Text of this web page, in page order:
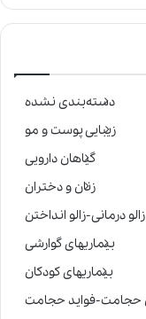
دسته‌بندی نشده
زیبایی پوست و مو
گیاهان دارویی
زنان و دختران
زالو درمانی-زالو انداختن
بیماریهای گوارشی
بیماریهای کودکان
حجامت-فواید حجامت